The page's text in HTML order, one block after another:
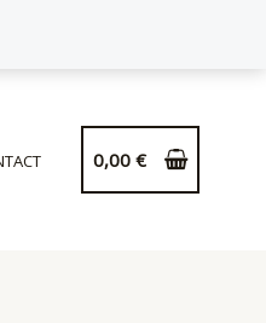
0,00 €